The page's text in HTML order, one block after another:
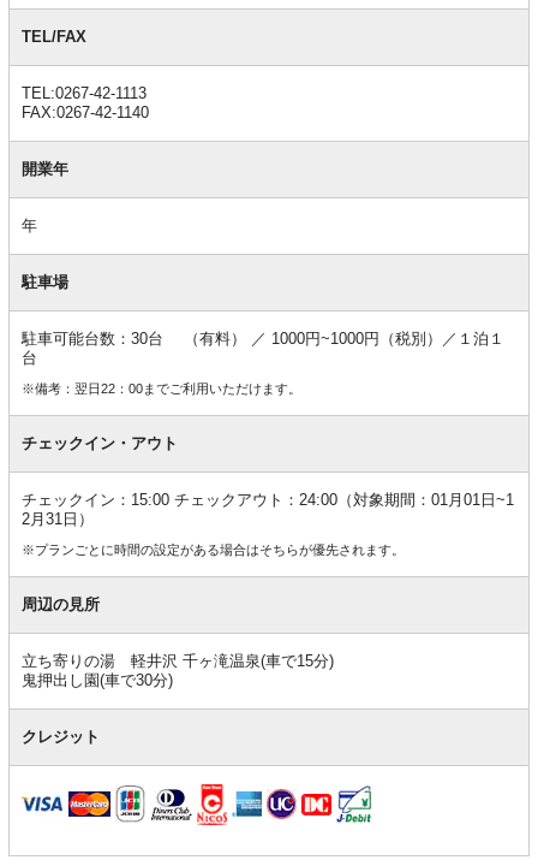
TEL/FAX
TEL:0267-42-1113
FAX:0267-42-1140
開業年
年
駐車場
駐車可能台数：30台 （有料） ／ 1000円~1000円（税別）／１泊１
台
※備考：翌日22：00までご利用いただけます。
チェックイン・アウト
チェックイン：15:00 チェックアウト：24:00（対象期間：01月01日~1
2月31日）
※プランごとに時間の設定がある場合はそちらが優先されます。
周辺の見所
立ち寄りの湯 軽井沢 千ヶ滝温泉(車で15分)
鬼押出し園(車で30分)
クレジット